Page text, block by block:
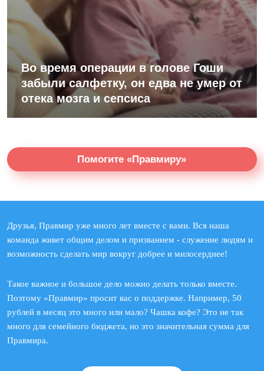
Во время операции в голове Гоши
забыли салфетку, он едва не умер от
отека мозга и сепсиса
Помогите «Правмиру»
Друзья, Правмир уже много лет вместе с вами. Вся наша
команда живет общим делом и призванием - служение людям и
возможность сделать мир вокруг добрее и милосерднее!
Такое важное и большое дело можно делать только вместе.
Поэтому «Правмир» просит вас о поддержке. Например, 50
рублей в месяц это много или мало? Чашка кофе? Это не так
много для семейного бюджета, но это значительная сумма для
Правмира.